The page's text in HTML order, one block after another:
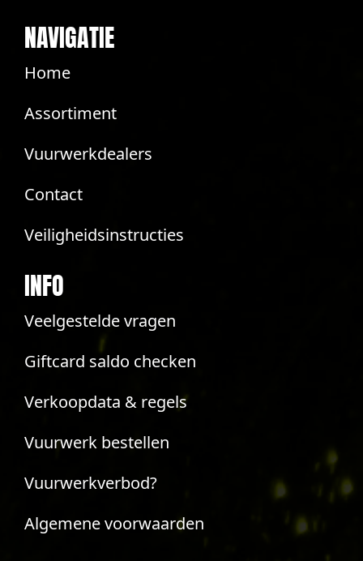
NAVIGATIE
Home
Assortiment
Vuurwerkdealers
Contact
Veiligheidsinstructies
INFO
Veelgestelde vragen
Giftcard saldo checken
Verkoopdata & regels
Vuurwerk bestellen
Vuurwerkverbod?
Algemene voorwaarden